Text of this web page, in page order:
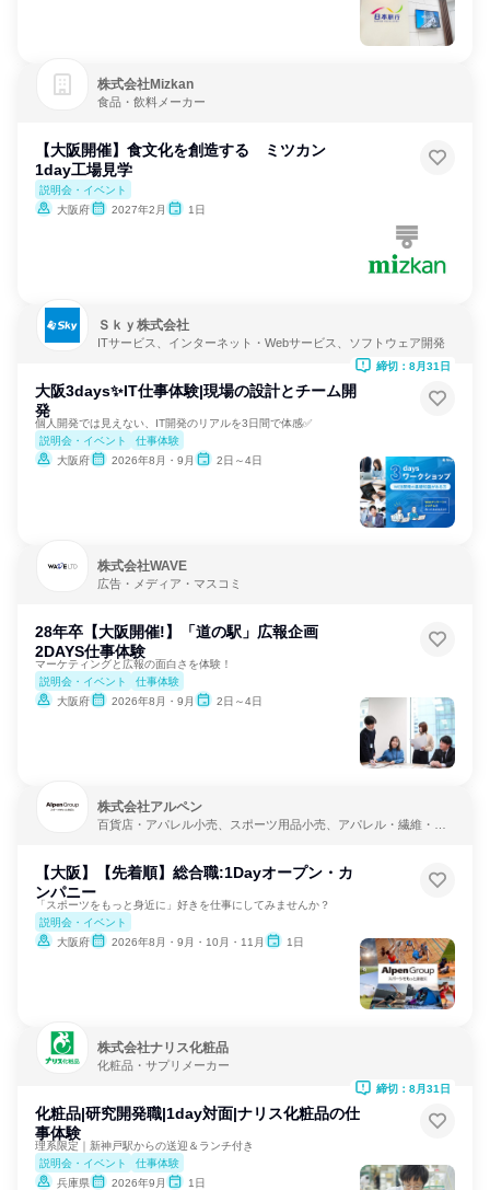
株式会社Mizkan
食品・飲料メーカー
【大阪開催】食文化を創造する ミツカン
1day工場見学
説明会・イベント
大阪府
2027年2月 1日
Ｓｋｙ株式会社
ITサービス、インターネット・Webサービス、ソフトウェア開発
大阪3days✨️IT仕事体験|現場の設計とチーム開
発
個人開発では見えない、IT開発のリアルを3日間で体感✅️
説明会・イベント
仕事体験
大阪府
2026年8月・9月 2日～4日
締切：8月31日
株式会社WAVE
広告・メディア・マスコミ
28年卒【大阪開催!】「道の駅」広報企画
2DAYS仕事体験
マーケティングと広報の面白さを体験！
説明会・イベント
仕事体験
大阪府
2026年8月・9月 2日～4日
株式会社アルペン
百貨店・アパレル小売、スポーツ用品小売、アパレル・繊維・ス
【大阪】【先着順】総合職:1Dayオープン・カ
ンパニー
「スポーツをもっと身近に」好きを仕事にしてみませんか？
説明会・イベント
大阪府
2026年8月・9月・10月・11月 1日
株式会社ナリス化粧品
化粧品・サプリメーカー
化粧品|研究開発職|1day対面|ナリス化粧品の仕
事体験
理系限定｜新神戸駅からの送迎＆ランチ付き
説明会・イベント
仕事体験
兵庫県
2026年9月 1日
締切：8月31日